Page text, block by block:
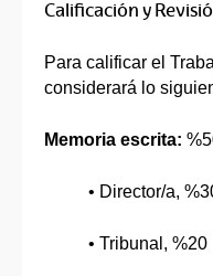
Calificación y
Para calificar el
considerará lo
Memoria escrita:
• Director/a,
• Tribunal, %20